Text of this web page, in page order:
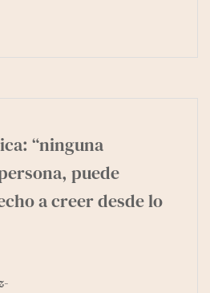
“ninguna
puede
a creer desde lo